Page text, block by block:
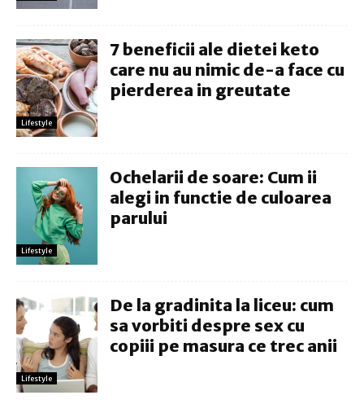
Lifestyle
7 beneficii ale dietei keto
care nu au nimic de-a face cu
pierderea in greutate
Lifestyle
Ochelarii de soare: Cum ii
alegi in functie de culoarea
parului
Lifestyle
De la gradinita la liceu: cum
sa vorbiti despre sex cu
copiii pe masura ce trec anii